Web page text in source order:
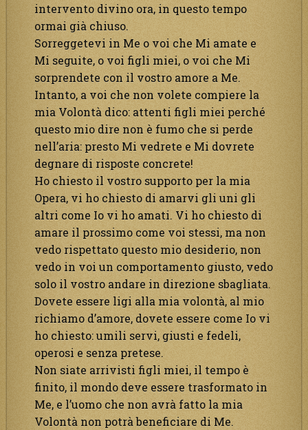
intervento divino ora, in questo tempo
ormai già chiuso.
Sorreggetevi in Me o voi che Mi amate e
Mi seguite, o voi figli miei, o voi che Mi
sorprendete con il vostro amore a Me.
Intanto, a voi che non volete compiere la
mia Volontà dico: attenti figli miei perché
questo mio dire non è fumo che si perde
nell’aria: presto Mi vedrete e Mi dovrete
degnare di risposte concrete!
Ho chiesto il vostro supporto per la mia
Opera, vi ho chiesto di amarvi gli uni gli
altri come Io vi ho amati. Vi ho chiesto di
amare il prossimo come voi stessi, ma non
vedo rispettato questo mio desiderio, non
vedo in voi un comportamento giusto, vedo
solo il vostro andare in direzione sbagliata.
Dovete essere ligi alla mia volontà, al mio
richiamo d’amore, dovete essere come Io vi
ho chiesto: umili servi, giusti e fedeli,
operosi e senza pretese.
Non siate arrivisti figli miei, il tempo è
finito, il mondo deve essere trasformato in
Me, e l’uomo che non avrà fatto la mia
Volontà non potrà beneficiare di Me.